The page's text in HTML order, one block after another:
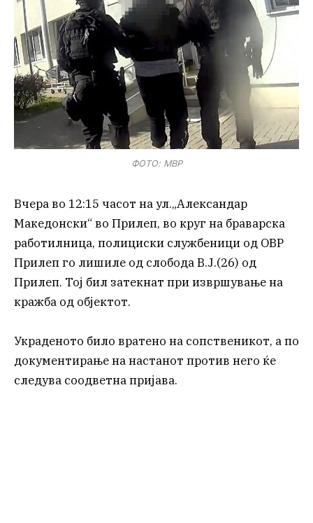
ФОТО: МВР
Вчера во 12:15 часот на ул.„Александар
Македонски“ во Прилеп, во круг на браварска
работилница, полициски службеници од ОВР
Прилеп го лишиле од слобода В.Ј.(26) од
Прилеп. Тој бил затекнат при извршување на
кражба од објектот.
Украденото било вратено на сопственикот, а по
документирање на настанот против него ќе
следува соодветна пријава.